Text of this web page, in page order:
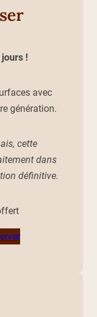
!
avec
génération.
cette
dans
définitive.